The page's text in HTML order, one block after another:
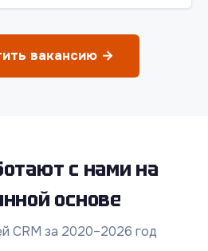
вакансию →
с нами на
основе
CRM за 2020–2026 год